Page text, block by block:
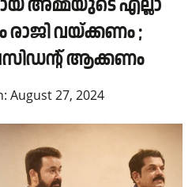
അമ്മയുടെ എല്ലാ
രാജി വയ്ക്കണം ;
ആക്കണം
August 27, 2024